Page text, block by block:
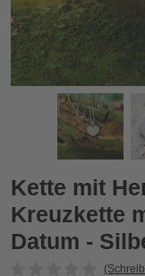
Datum - Silber
Kette mit Herz-
Zurück
Kette mit
Kreuzkette
Datum -